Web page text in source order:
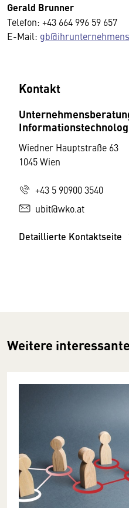
Gerald Brunner
Telefon: +43 664 996 59 657
E-Mail:
Kontakt
Wiedner Hauptstraße 63
1045 Wien
+43 5 90900 3540
ubit@wko.at
Detaillierte Kontaktseite
Weitere